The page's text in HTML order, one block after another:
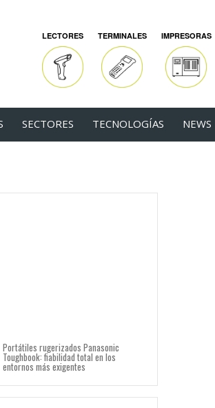
LECTORES TERMINALES IMPRESORAS
SECTORES TECNOLOGÍAS NEWS
Portátiles rugerizados Panasonic
Toughbook: fiabilidad total en los
entornos más exigentes